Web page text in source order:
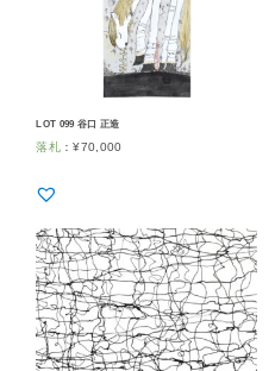
LOT 099 谷口 正造
落札 ：¥70,000